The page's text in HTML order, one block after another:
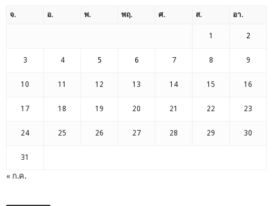
จ. อ. พ. พฤ. ศ. ส. อา.
1 2
3 4 5 6 7 8 9
10 11 12 13 14 15 16
17 18 19 20 21 22 23
24 25 26 27 28 29 30
31
« ก.ค.